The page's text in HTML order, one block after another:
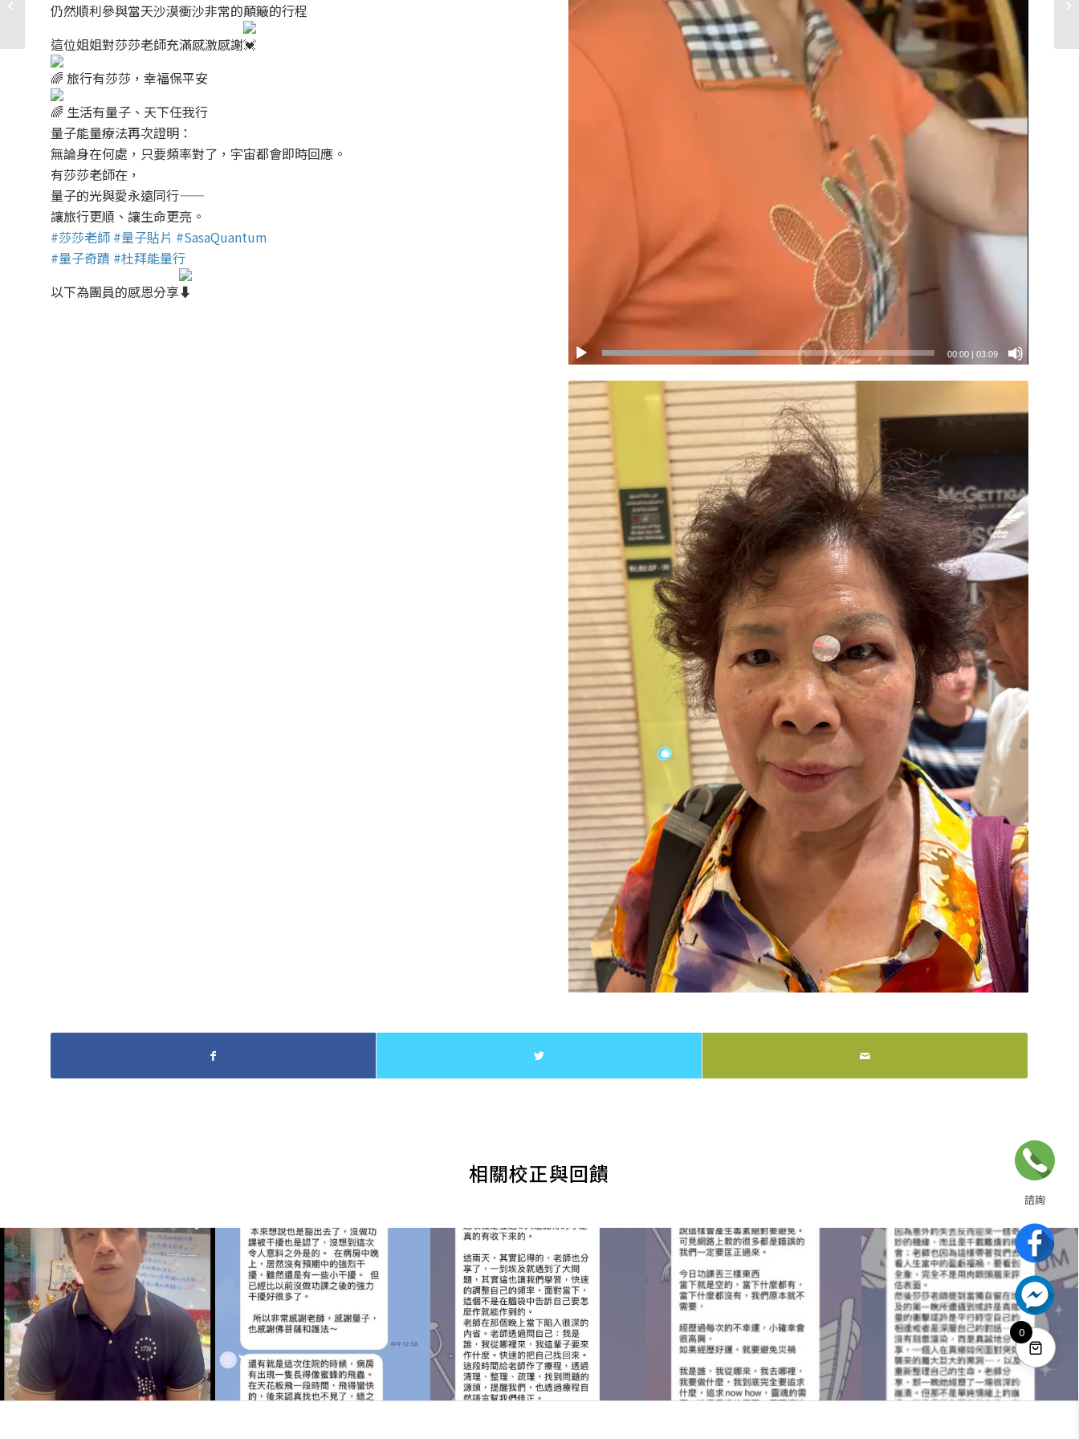
諮詢
電話諮詢為周一到週日 10:00~18:00
或請至聯絡我們填寫表單
聯絡我們
仍然順利參與當天沙漠衝沙非常的顛簸的行程
這位姐姐對莎莎老師充滿感激感謝
旅行有莎莎，幸福保平安
生活有量子、天下任我行
量子能量療法再次證明：
無論身在何處，只要頻率對了，宇宙都會即時回應。
有莎莎老師在，
量子的光與愛永遠同行——
讓旅行更順、讓生命更亮。
#莎莎老師 #量子貼片 #SasaQuantum
#量子奇蹟 #杜拜能量行
以下為團員的感恩分享
00:00| 03:09
相關校正與回饋
20260701～學員分享2 20260701～學員分享1
20260627～出埃及記上-學員分
享5
20260627～出埃及記上-學員分
享4
20260627～出埃及記上-學員分
享3
0